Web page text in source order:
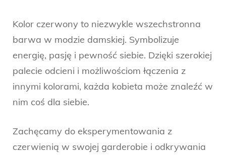
Kolor czerwony to niezwykle wszechstronna
barwa w modzie damskiej. Symbolizuje
energię, pasję i pewność siebie. Dzięki szerokiej
palecie odcieni i możliwościom łączenia z
innymi kolorami, każda kobieta może znaleźć w
nim coś dla siebie.
Zachęcamy do eksperymentowania z
czerwienią w swojej garderobie i odkrywania